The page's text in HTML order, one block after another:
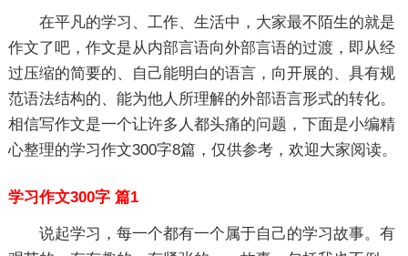
在平凡的学习、工作、生活中，大家最不陌生的就是
作文了吧，作文是从内部言语向外部言语的过渡，即从经
过压缩的简要的、自己能明白的语言，向开展的、具有规
范语法结构的、能为他人所理解的外部语言形式的转化。
相信写作文是一个让许多人都头痛的问题，下面是小编精
心整理的学习作文300字8篇，仅供参考，欢迎大家阅读。
学习作文300字 篇1
说起学习，每一个都有一个属于自己的学习故事。有